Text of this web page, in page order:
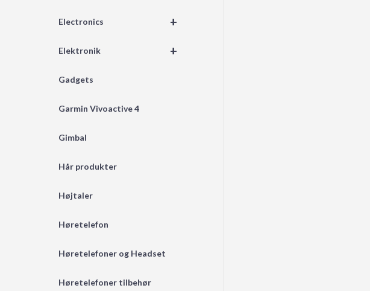
+
Electronics
+
Elektronik
Gadgets
Garmin Vivoactive 4
Gimbal
Hår produkter
Højtaler
Høretelefon
Høretelefoner og Headset
Høretelefoner tilbehør